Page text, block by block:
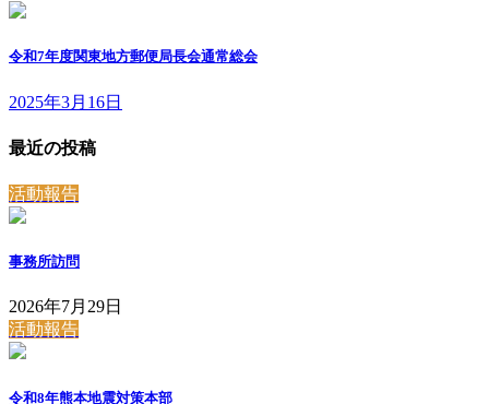
令和7年度関東地方郵便局長会通常総会
2025年3月16日
最近の投稿
活動報告
事務所訪問
2026年7月29日
活動報告
令和8年熊本地震対策本部